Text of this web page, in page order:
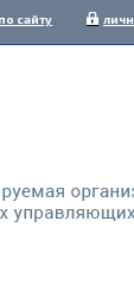
сайту